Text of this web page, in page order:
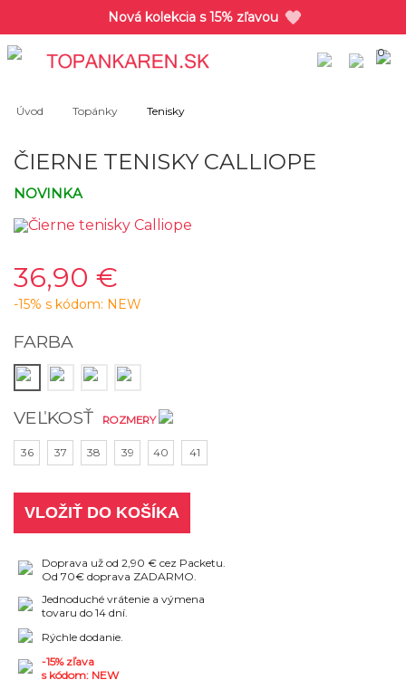
Nová kolekcia s 15% zľavou
0
Úvod Topánky Tenisky
ČIERNE TENISKY CALLIOPE
NOVINKA
36,90 €
-15% s kódom: NEW
FARBA
VEĽKOSŤ ROZMERY
36 37 38 39 40 41
VLOŽIŤ DO KOŠÍKA
Doprava už od 2,90 € cez Packetu.
Od 70€ doprava ZADARMO.
Jednoduché vrátenie a výmena
tovaru do 14 dní.
Rýchle dodanie.
-15% zľava
s kódom: NEW